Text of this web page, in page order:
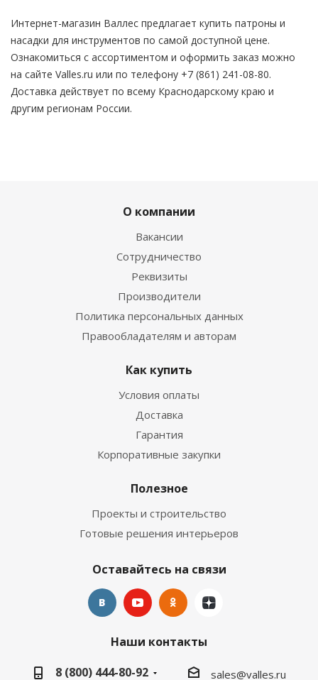
Интернет-магазин Валлес предлагает купить патроны и
насадки для инструментов по самой доступной цене.
Ознакомиться с ассортиментом и оформить заказ можно
на сайте Valles.ru или по телефону +7 (861) 241-08-80.
Доставка действует по всему Краснодарскому краю и
другим регионам России.
О компании
Вакансии
Сотрудничество
Реквизиты
Производители
Политика персональных данных
Правообладателям и авторам
Как купить
Условия оплаты
Доставка
Гарантия
Корпоративные закупки
Полезное
Проекты и строительство
Готовые решения интерьеров
Оставайтесь на связи
Наши контакты
8 (800) 444-80-92
sales@valles.ru